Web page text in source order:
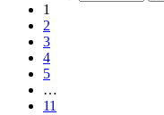
1
2
3
4
5
…
11